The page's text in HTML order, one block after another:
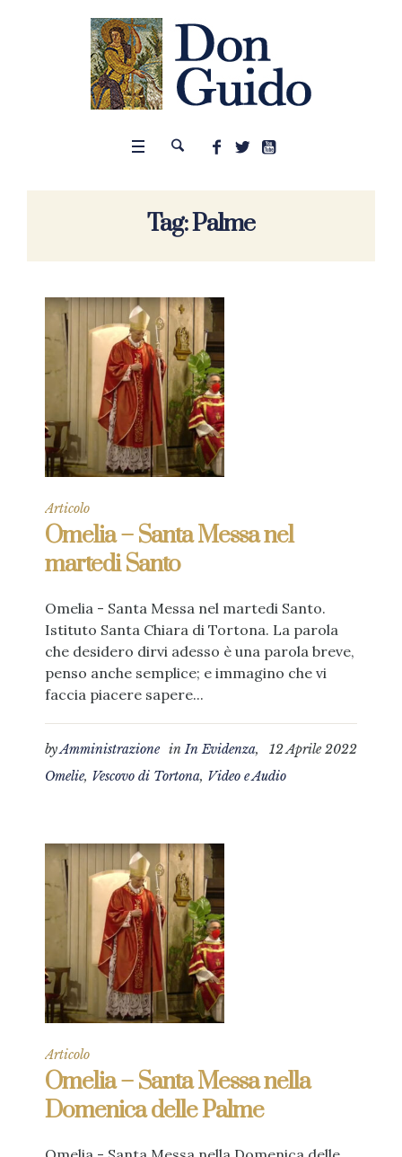
Tag:Palme
Articolo
Omelia – Santa Messa nel
martedi Santo
Omelia - Santa Messa nel martedi Santo.
Istituto Santa Chiara di Tortona. La parola
che desidero dirvi adesso è una parola breve,
penso anche semplice; e immagino che vi
faccia piacere sapere...
12 Aprile 2022
byAmministrazione inIn Evidenza,
Omelie, Vescovo di Tortona, Video e Audio
Articolo
Omelia – Santa Messa nella
Domenica delle Palme